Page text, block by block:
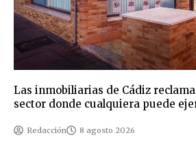
Las inmobiliarias de Cádiz
sector donde cualquiera puede
Redacción 8 agosto 2026